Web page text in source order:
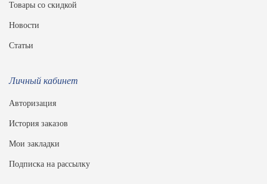
Товары со скидкой
Новости
Статьи
Личный кабинет
Авторизация
История заказов
Мои закладки
Подписка на рассылку